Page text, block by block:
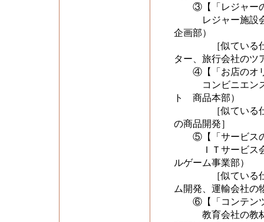
③【「レジャーの
レジャー施設会
企画部）
［似ている仕事
ター、旅行会社のツ
④【「お店のオリ
コンビニエンス
ト 商品本部）
［似ている仕事
の商品開発］
⑤【「サービスの
ＩＴサービス会
ルゲーム事業部）
［似ている仕事
ム開発、運輸会社の
⑥【「コンテンツ
教育会社の教材